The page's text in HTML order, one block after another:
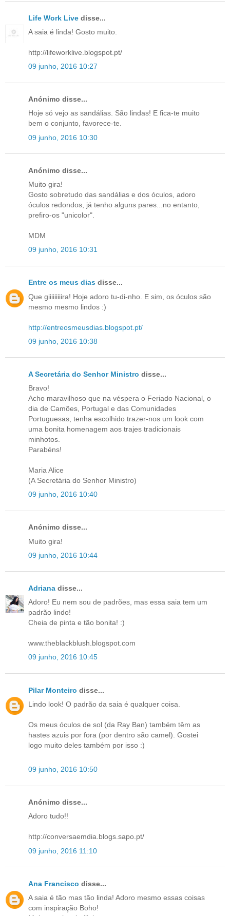
Life Work Live disse...
A saia é linda! Gosto muito.
http://lifeworklive.blogspot.pt/
09 junho, 2016 10:27
Anónimo disse...
Hoje só vejo as sandálias. São lindas! E fica-te muito
bem o conjunto, favorece-te.
09 junho, 2016 10:30
Anónimo disse...
Muito gira!
Gosto sobretudo das sandálias e dos óculos, adoro
óculos redondos, já tenho alguns pares...no entanto,
prefiro-os "unicolor".
MDM
09 junho, 2016 10:31
Entre os meus dias disse...
Que giiiiiiiiira! Hoje adoro tu-di-nho. E sim, os óculos são
mesmo mesmo lindos :)
http://entreosmeusdias.blogspot.pt/
09 junho, 2016 10:38
A Secretária do Senhor Ministro disse...
Bravo!
Acho maravilhoso que na véspera o Feriado Nacional, o
dia de Camões, Portugal e das Comunidades
Portuguesas, tenha escolhido trazer-nos um look com
uma bonita homenagem aos trajes tradicionais
minhotos.
Parabéns!
Maria Alice
(A Secretária do Senhor Ministro)
09 junho, 2016 10:40
Anónimo disse...
Muito gira!
09 junho, 2016 10:44
Adriana disse...
Adoro! Eu nem sou de padrões, mas essa saia tem um
padrão lindo!
Cheia de pinta e tão bonita! :)
www.theblackblush.blogspot.com
09 junho, 2016 10:45
Pilar Monteiro disse...
Lindo look! O padrão da saia é qualquer coisa.
Os meus óculos de sol (da Ray Ban) também têm as
hastes azuis por fora (por dentro são camel). Gostei
logo muito deles também por isso :)
09 junho, 2016 10:50
Anónimo disse...
Adoro tudo!!
http://conversaemdia.blogs.sapo.pt/
09 junho, 2016 11:10
Ana Francisco disse...
A saia é tão mas tão linda! Adoro mesmo essas coisas
com inspiração Boho!